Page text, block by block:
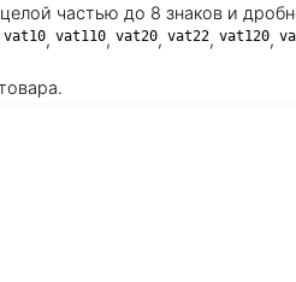
частью до 8 знаков и
vat10, vat110, vat20, vat22, vat120,